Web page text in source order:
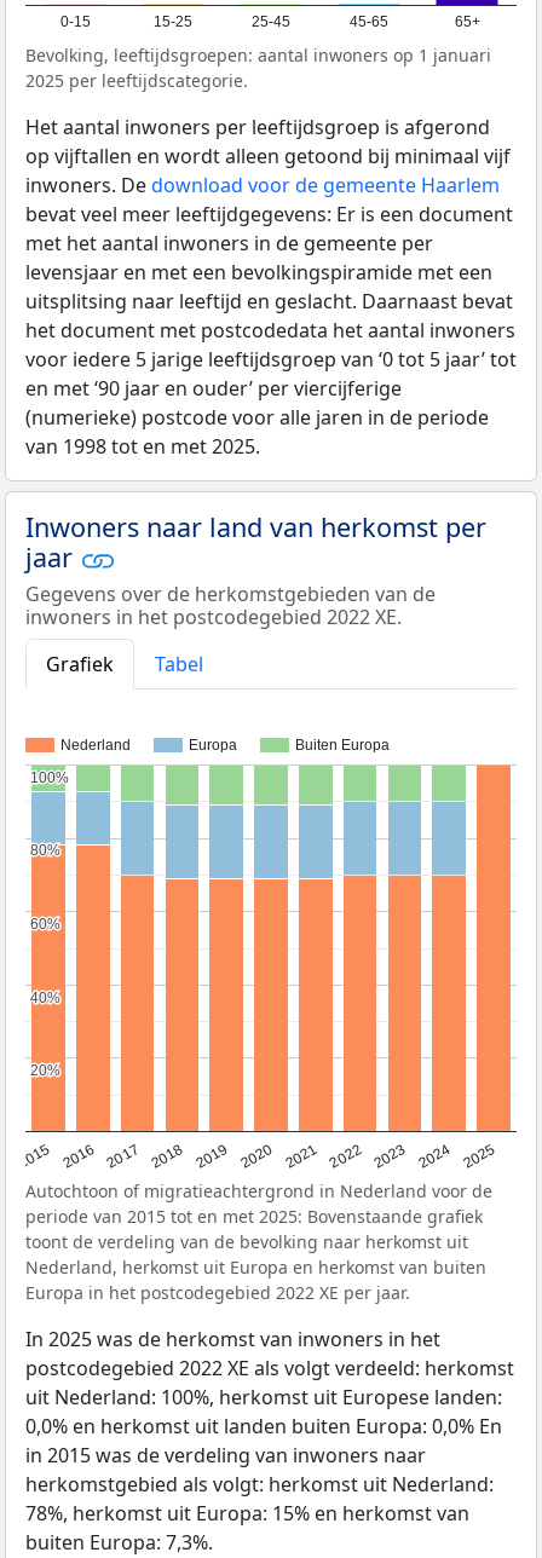
0-15 15-25 25-45 45-65 65+
Bevolking, leeftijdsgroepen: aantal inwoners op 1 januari
2025 per leeftijdscategorie.
Het aantal inwoners per leeftijdsgroep is afgerond
op vijftallen en wordt alleen getoond bij minimaal vijf
inwoners. Dedownload voor de gemeente Haarlem
bevat veel meer leeftijdgegevens: Er is een document
met het aantal inwoners in de gemeente per
levensjaar en met een bevolkingspiramide met een
uitsplitsing naar leeftijd en geslacht. Daarnaast bevat
het document met postcodedata het aantal inwoners
voor iedere 5 jarige leeftijdsgroep van ‘0 tot 5 jaar’ tot
en met ‘90 jaar en ouder’ per viercijferige
(numerieke) postcode voor alle jaren in de periode
van 1998 tot en met 2025.
Inwoners naar land van herkomst per
jaar
Gegevens over de herkomstgebieden van de
inwoners in het postcodegebied 2022 XE.
Grafiek
Tabel
Nederland Europa Buiten Europa
2015 2016 2017 2018 2019 2020 2021 2022 2023 2024 2025
20%
20%
40%
40%
60%
60%
80%
80%
100%
100%
Autochtoon of migratieachtergrond in Nederland voor de
periode van 2015 tot en met 2025: Bovenstaande grafiek
toont de verdeling van de bevolking naar herkomst uit
Nederland, herkomst uit Europa en herkomst van buiten
Europa in het postcodegebied 2022 XE per jaar.
In 2025 was de herkomst van inwoners in het
postcodegebied 2022 XE als volgt verdeeld: herkomst
uit Nederland: 100%, herkomst uit Europese landen:
0,0% en herkomst uit landen buiten Europa: 0,0% En
in 2015 was de verdeling van inwoners naar
herkomstgebied als volgt: herkomst uit Nederland:
78%, herkomst uit Europa: 15% en herkomst van
buiten Europa: 7,3%.